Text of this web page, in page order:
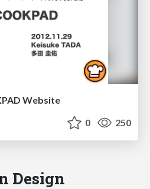
Website
0 250
Design